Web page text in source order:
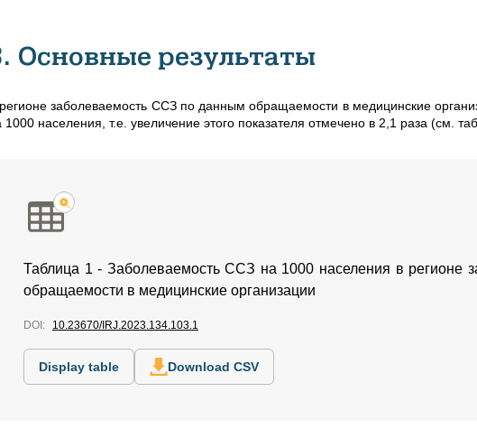
Основные результаты
заболеваемость ССЗ по данным обращаемости в медицинские
1000 населения, т.е. увеличение этого показателя отмечено в 2,1 раза (см.
Таблица 1 - Заболеваемость ССЗ на 1000 населения в регионе
обращаемости в медицинские организации
DOI: 10.23670/IRJ.2023.134.103.1
Display table Download CSV